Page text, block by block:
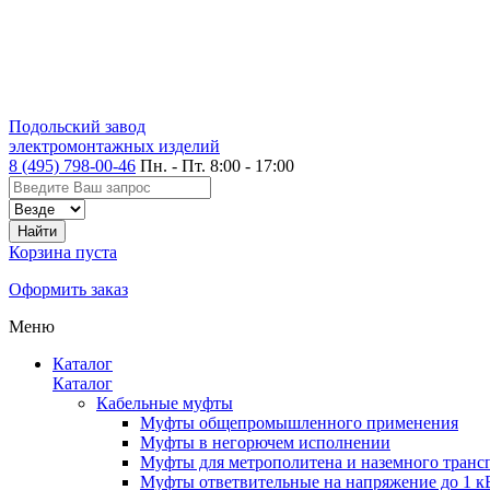
Подольский завод
электромонтажных изделий
8 (495) 798-00-46 Пн. - Пт. 8:00 - 17:00
Корзина пуста
Оформить заказ
Меню
Каталог
Каталог
Кабельные муфты
Муфты общепромышленного применения
Муфты в негорючем исполнении
Муфты для метрополитена и наземного
Муфты ответвительные на напряжение до 1